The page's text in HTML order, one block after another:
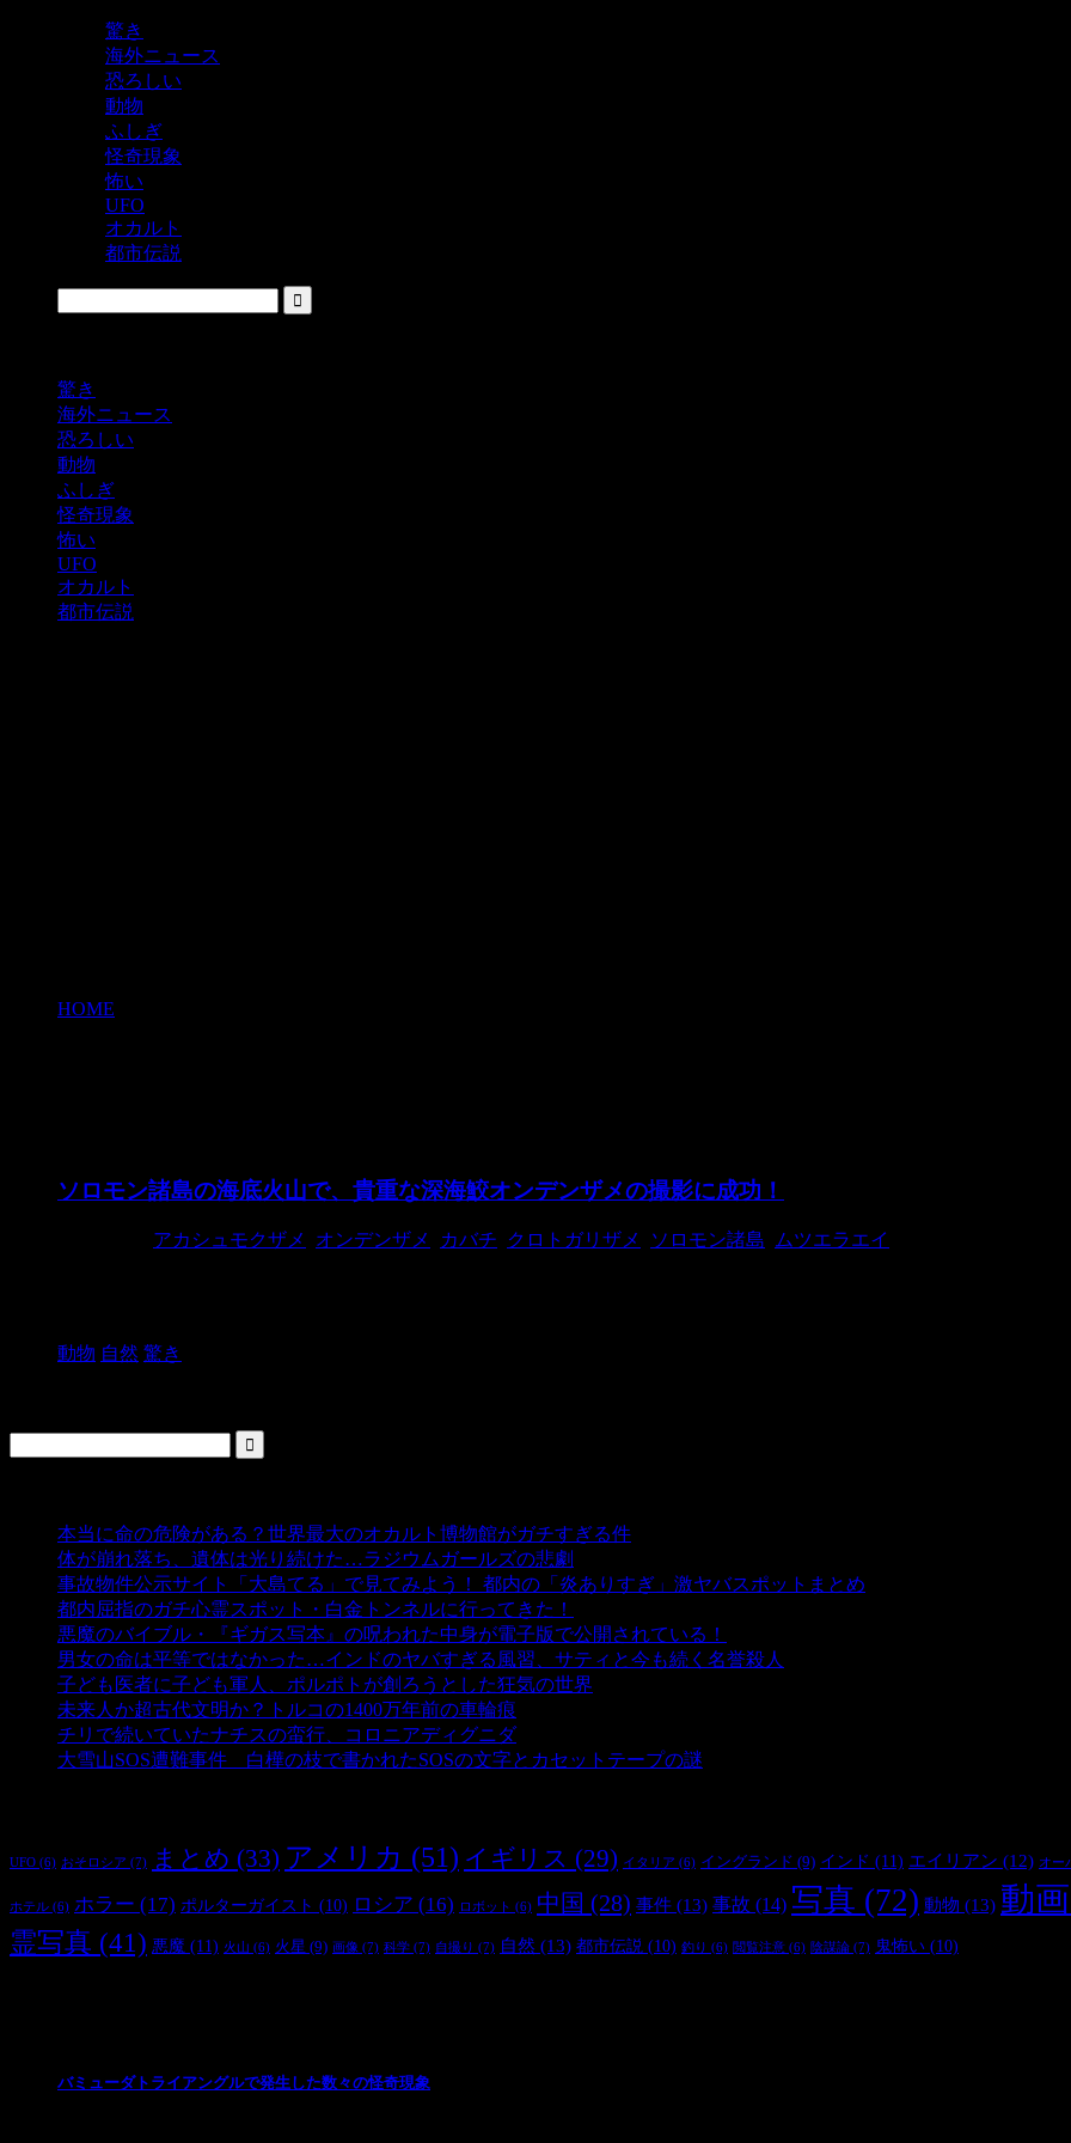
驚き
海外ニュース
恐ろしい
動物
ふしぎ
怪奇現象
怖い
UFO
オカルト
都市伝説
驚き
海外ニュース
恐ろしい
動物
ふしぎ
怪奇現象
怖い
UFO
オカルト
都市伝説
HOME
ソロモン諸島の海底火山で、貴重な深海鮫オンデンザメの撮影に成功！
アカシュモクザメ オンデンザメ カバチ クロトガリザメ ソロモン諸島 ムツエラエイ
動物 自然 驚き
本当に命の危険がある？世界最大のオカルト博物館がガチすぎる件
体が崩れ落ち、遺体は光り続けた…ラジウムガールズの悲劇
事故物件公示サイト「大島てる」で見てみよう！ 都内の「炎ありすぎ」激ヤバスポットまとめ
都内屈指のガチ心霊スポット・白金トンネルに行ってきた！
悪魔のバイブル・『ギガス写本』の呪われた中身が電子版で公開されている！
男女の命は平等ではなかった…インドのヤバすぎる風習、サティと今も続く名誉殺人
子ども医者に子ども軍人、ポルポトが創ろうとした狂気の世界
未来人か超古代文明か？トルコの1400万年前の車輪痕
チリで続いていたナチスの蛮行、コロニアディグニダ- 2,902 ビュー
大雪山SOS遭難事件 白樺の枝で書かれたSOSの文字とカセットテープの謎
UFO (6) おそロシア (7) まとめ (33) アメリカ (51) イギリス (29) イタリア (6) イングランド (9) インド (11) エイリアン (12) オー
ホテル (6) ホラー (17) ポルターガイスト (10) ロシア (16) ロボット (6) 中国 (28) 事件 (13) 事故 (14) 写真 (72) 動物 (13) 動画
霊写真 (41) 悪魔 (11) 火山 (6) 火星 (9) 画像 (7) 科学 (7) 自撮り (7) 自然 (13) 都市伝説 (10) 釣り (6) 閲覧注意 (6) 陰謀論 (7) 鬼怖い (10)
バミューダトライアングルで発生した数々の怪奇現象